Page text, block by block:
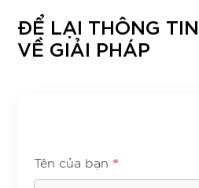
ĐỂ LẠI THÔNG
VỀ GIẢI PHÁP
Tên của bạn *